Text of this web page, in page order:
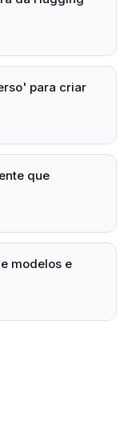
para criar
que
modelos e